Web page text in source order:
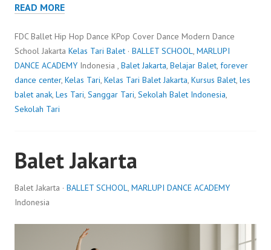
READ MORE
FDC Ballet Hip Hop Dance KPop Cover Dance Modern Dance
School Jakarta Kelas Tari Balet · BALLET SCHOOL, MARLUPI
DANCE ACADEMY Indonesia , Balet Jakarta, Belajar Balet, forever
dance center, Kelas Tari, Kelas Tari Balet Jakarta, Kursus Balet, les
balet anak, Les Tari, Sanggar Tari, Sekolah Balet Indonesia,
Sekolah Tari
Balet Jakarta
Balet Jakarta · BALLET SCHOOL, MARLUPI DANCE ACADEMY
Indonesia